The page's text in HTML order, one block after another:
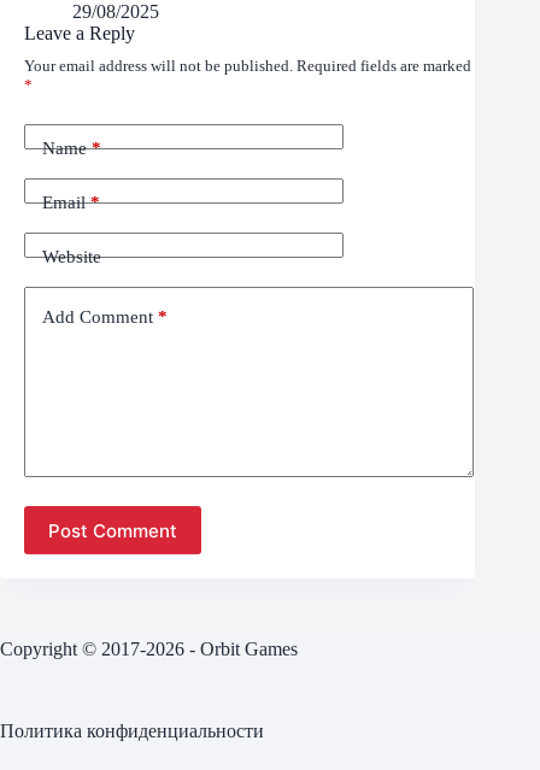
29/08/2025
Leave a Reply
Your email address will not be published. Required fields are marked
*
Name*
Email*
Website
Add Comment *
Post Comment
Copyright © 2017-2026 - Orbit Games
Политика конфиденциальности